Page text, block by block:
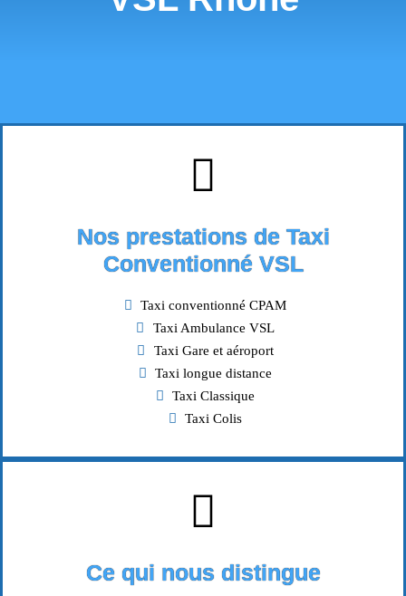
Nos prestations de Taxi
Conventionné VSL
Taxi conventionné CPAM
Taxi Ambulance VSL
Taxi Gare et aéroport
Taxi longue distance
Taxi Classique
Taxi Colis
Ce qui nous distingue